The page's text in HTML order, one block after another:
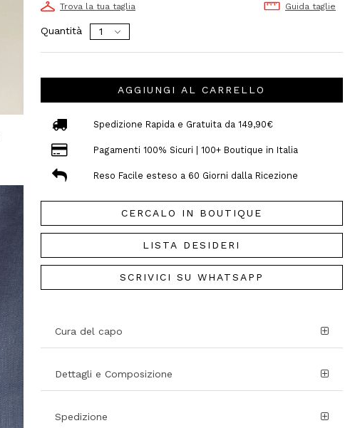
Trova la tua taglia Guida taglie
Quantità
AGGIUNGI AL CARRELLO
Spedizione Rapida e Gratuita da 149,90€
Pagamenti 100% Sicuri | 100+ Boutique in Italia
Reso Facile esteso a 60 Giorni dalla Ricezione
CERCALO IN BOUTIQUE
LISTA DESIDERI
SCRIVICI SU WHATSAPP
Cura del capo
Dettagli e Composizione
Spedizione